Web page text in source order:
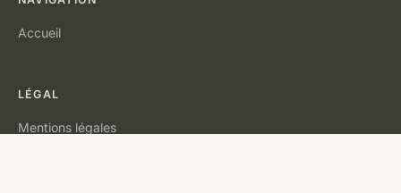
Accueil
LÉGAL
Mentions légales